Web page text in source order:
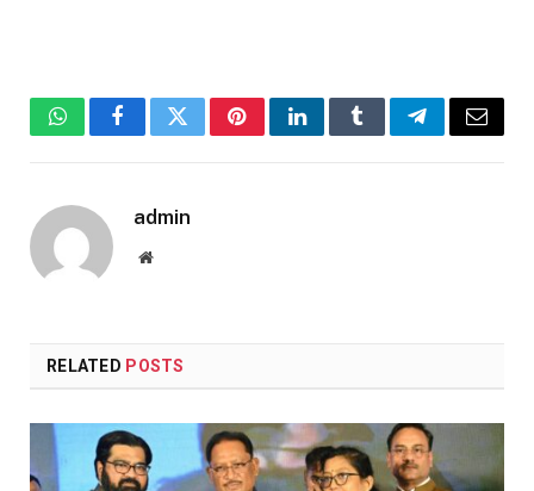
WhatsAppFacebookTwitterPinterestLinkedInTumblrTelegramEmail
admin
Website
RELATED POSTS